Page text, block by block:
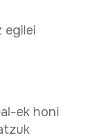
egilei
ek honi